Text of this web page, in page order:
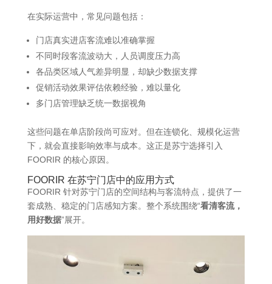
在实际运营中，常见问题包括：
门店真实进店客流难以准确掌握
不同时段客流波动大，人员调度压力高
各品类区域人气差异明显，却缺少数据支撑
促销活动效果评估依赖经验，难以量化
多门店管理缺乏统一数据视角
这些问题在单店阶段尚可应对。但在连锁化、规模化运营
下，就会直接影响效率与成本。这正是苏宁选择引入
FOORIR 的核心原因。
FOORIR 在苏宁门店中的应用方式
FOORIR 针对苏宁门店的空间结构与客流特点，提供了一
套成熟、稳定的门店感知方案。整个系统围绕“看清客流，
用好数据”展开。